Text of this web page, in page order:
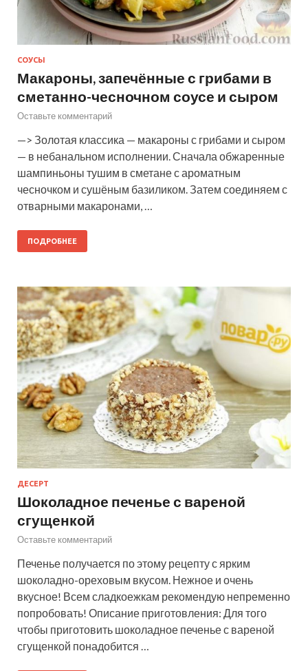
СОУСЫ
Макароны, запечённые с грибами в
сметанно-чесночном соусе и сыром
Оставьте комментарий
—> Золотая классика — макароны с грибами и сыром
— в небанальном исполнении. Сначала обжаренные
шампиньоны тушим в сметане с ароматным
чесночком и сушёным базиликом. Затем соединяем с
отварными макаронами, …
ПОДРОБНЕЕ
ДЕСЕРТ
Шоколадное печенье с вареной
сгущенкой
Оставьте комментарий
Печенье получается по этому рецепту с ярким
шоколадно-ореховым вкусом. Нежное и очень
вкусное! Всем сладкоежкам рекомендую непременно
попробовать! Описание приготовления: Для того
чтобы приготовить шоколадное печенье с вареной
сгущенкой понадобится …